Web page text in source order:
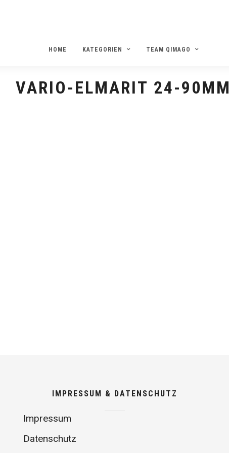
HOME KATEGORIEN TEAM QIMAGO
VARIO-ELMARIT 24-90MM
IMPRESSUM & DATENSCHUTZ
Impressum
Datenschutz